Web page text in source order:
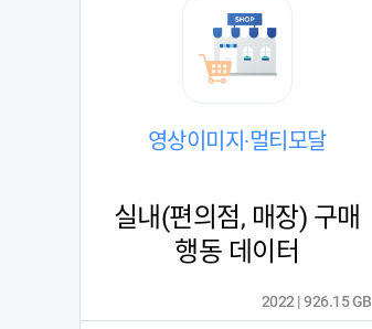
영상이미지·멀티모달
실내(편의점, 매장) 구매
행동 데이터
2022 | 926.15 GB